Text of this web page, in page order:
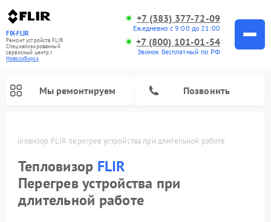
FIX-FLIR
Ремонт устройств FLIR
Специализированный
cервисный центр г.
Новосибирск
+7 (383) 377-72-09
Ежедневно с 9:00 до 21:00
+7 (800) 101-01-54
Звонок бесплатный по РФ
Мы ремонтируем Позвонить
Тепловизор FLIR перегрев устройства при длительной работе
Тепловизор FLIR
Перегрев устройства при
длительной работе